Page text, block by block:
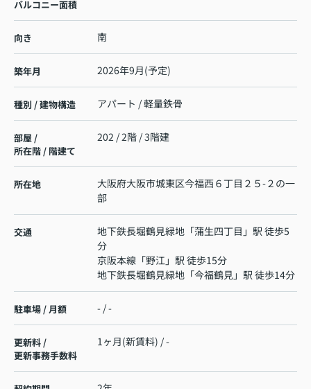
バルコニー面積
向き 南
築年月 2026年9月(予定)
種別 / 建物構造 アパート / 軽量鉄骨
部屋 /
所在階 / 階建て
202 / 2階 / 3階建
所在地 大阪府大阪市城東区今福西６丁目２５-２の一
部
交通 地下鉄長堀鶴見緑地 「蒲生四丁目 」駅 徒歩5
分
京阪本線 「野江 」駅 徒歩15分
地下鉄長堀鶴見緑地 「今福鶴見」駅 徒歩14分
駐車場 / 月額 - / -
更新料 /
更新事務手数料
1ヶ月(新賃料) / -